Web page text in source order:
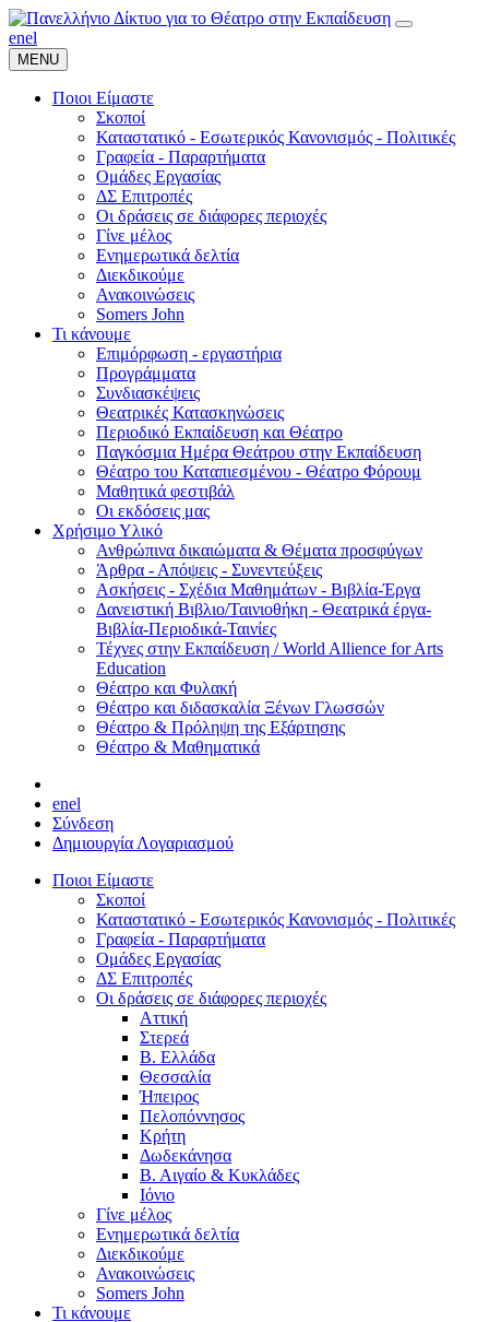
enel
MENU
Ποιοι Είμαστε
Σκοποί
Καταστατικό - Εσωτερικός Κανονισμός - Πολιτικές
Γραφεία - Παραρτήματα
Ομάδες Εργασίας
ΔΣ Επιτροπές
Οι δράσεις σε διάφορες περιοχές
Γίνε μέλος
Ενημερωτικά δελτία
Διεκδικούμε
Ανακοινώσεις
Somers John
Τι κάνουμε
Επιμόρφωση - εργαστήρια
Προγράμματα
Συνδιασκέψεις
Θεατρικές Κατασκηνώσεις
Περιοδικό Εκπαίδευση και Θέατρο
Παγκόσμια Ημέρα Θεάτρου στην Εκπαίδευση
Θέατρο του Καταπιεσμένου - Θέατρο Φόρουμ
Μαθητικά φεστιβάλ
Οι εκδόσεις μας
Χρήσιμο Υλικό
Ανθρώπινα δικαιώματα & Θέματα προσφύγων
Άρθρα - Απόψεις - Συνεντεύξεις
Ασκήσεις - Σχέδια Μαθημάτων - Βιβλία-Έργα
Δανειστική Βιβλιο/Ταινιοθήκη - Θεατρικά έργα-
Βιβλία-Περιοδικά-Ταινίες
Τέχνες στην Εκπαίδευση / World Allience for Arts
Education
Θέατρο και Φυλακή
Θέατρο και διδασκαλία Ξένων Γλωσσών
Θέατρο & Πρόληψη της Εξάρτησης
Θέατρο & Μαθηματικά
enel
Σύνδεση
Δημιουργία Λογαριασμού
Ποιοι Είμαστε
Σκοποί
Καταστατικό - Εσωτερικός Κανονισμός - Πολιτικές
Γραφεία - Παραρτήματα
Ομάδες Εργασίας
ΔΣ Επιτροπές
Οι δράσεις σε διάφορες περιοχές
Αττική
Στερεά
Β. Ελλάδα
Θεσσαλία
Ήπειρος
Πελοπόννησος
Κρήτη
Δωδεκάνησα
Β. Αιγαίο & Κυκλάδες
Ιόνιο
Γίνε μέλος
Ενημερωτικά δελτία
Διεκδικούμε
Ανακοινώσεις
Somers John
Τι κάνουμε